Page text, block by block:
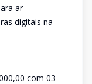
ar
digitais na
com 03